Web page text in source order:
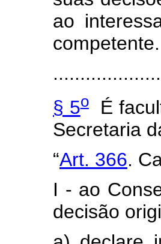
ao
competente.
§ 5oÉ
Secretaria
“Art. 366.
I - ao
decisão